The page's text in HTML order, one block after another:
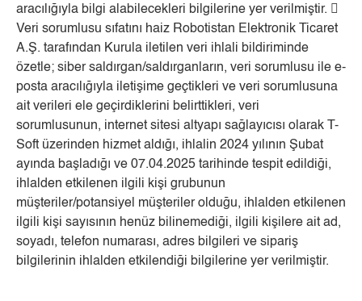
aracılığıyla bilgi alabilecekleri bilgilerine yer verilmiştir. 
Veri sorumlusu sıfatını haiz Robotistan Elektronik Ticaret
A.Ş. tarafından Kurula iletilen veri ihlali bildiriminde
özetle; siber saldırgan/saldırganların, veri sorumlusu ile e-
posta aracılığıyla iletişime geçtikleri ve veri sorumlusuna
ait verileri ele geçirdiklerini belirttikleri, veri
sorumlusunun, internet sitesi altyapı sağlayıcısı olarak T-
Soft üzerinden hizmet aldığı, ihlalin 2024 yılının Şubat
ayında başladığı ve 07.04.2025 tarihinde tespit edildiği,
ihlalden etkilenen ilgili kişi grubunun
müşteriler/potansiyel müşteriler olduğu, ihlalden etkilenen
ilgili kişi sayısının henüz bilinemediği, ilgili kişilere ait ad,
soyadı, telefon numarası, adres bilgileri ve sipariş
bilgilerinin ihlalden etkilendiği bilgilerine yer verilmiştir.